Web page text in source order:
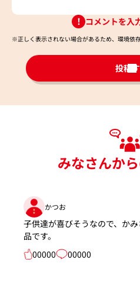
コメントを入
※正しく表示されない場合があるため、環境依
投稿
みなさんか
かつお
子供達が喜びそうなので、か
品です。
00000
00000